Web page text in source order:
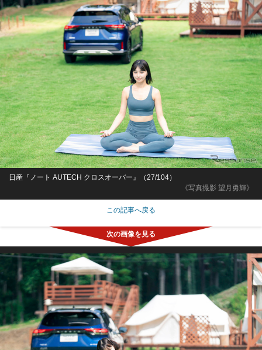
《写真撮影 望月勇輝》
日産『ノート AUTECH クロスオーバー』（27/104）
この記事へ戻る